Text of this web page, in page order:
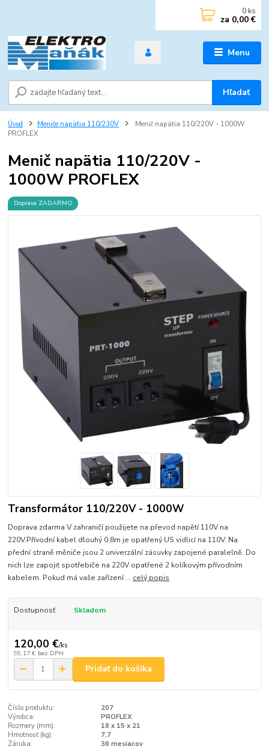
Menu
Hľadať
0 ks
za 0,00 €
Úvod Meniče napätia 110/230V
Menič napätia 110/220V - 1000W
PROFLEX
Menič napätia 110/220V -
1000W PROFLEX
Doprava ZADARMO
Transformátor 110/220V - 1000W
Doprava zdarma V zahraničí použijete na převod napětí 110V na
220V.Přívodní kabel dlouhý 0,8m je opatřený US vidlicí na 110V. Na
přední straně měniče jsou 2 univerzální zásuvky zapojené paralelně. Do
nich lze zapojit spotřebiče na 220V opatřené 2 kolíkovým přívodním
kabelem. Pokud má vaše zařízení ... celý popis
Dostupnosť Skladom
120,00 €/ks
99,17 € bez DPH
Pridať do košíka
Číslo produktu:
207
Výrobca:
PROFLEX
Rozmery (mm):
18 x 15 x 21
Hmotnosť (kg):
7,7
Záruka:
36 mesiacov